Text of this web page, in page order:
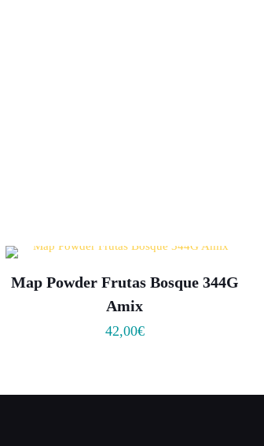
Map Powder Frutas Bosque 344G
Amix
42,00€